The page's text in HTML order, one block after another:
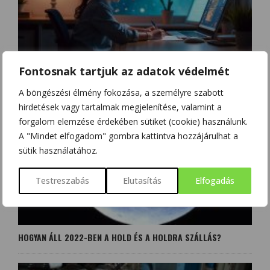
Fontosnak tartjuk az adatok védelmét
A böngészési élmény fokozása, a személyre szabott
hirdetések vagy tartalmak megjelenítése, valamint a
forgalom elemzése érdekében sütiket (cookie) használunk.
A "Mindet elfogadom" gombra kattintva hozzájárulhat a
sütik használatához.
Testreszabás Elutasítás Elfogadás
MAGYAR DIÁKOK A KÍNAI ŰRÁLLOMÁSON
HOGYAN ÁLL 2022-BEN A HOLD ÉS A HOLDRA SZÁLLÁS?